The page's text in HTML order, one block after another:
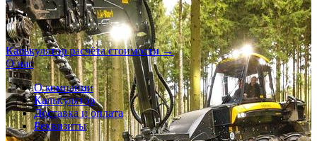
Калькулятор расчёта стоимости →
О нас
О компании
Калькулятор
Доставка и оплата
Реквизиты